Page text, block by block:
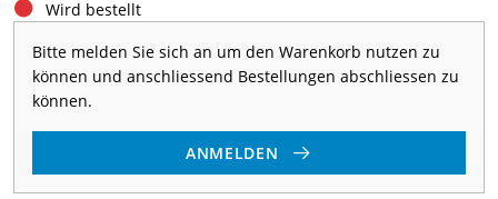
Wird bestellt
Bitte melden Sie sich an um den Warenkorb nutzen zu
können und anschliessend Bestellungen abschliessen zu
können.
ANMELDEN